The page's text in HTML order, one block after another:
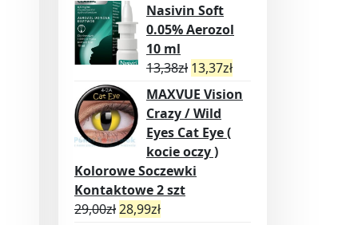
Nasivin Soft
0.05% Aerozol
10 ml
13,38zł 13,37zł
MAXVUE Vision
Crazy / Wild
Eyes Cat Eye (
kocie oczy )
Kolorowe Soczewki
Kontaktowe 2 szt
29,00zł28,99zł